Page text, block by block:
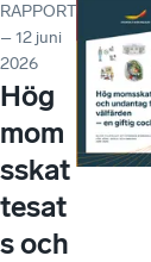
RAPPORT
– 12 juni
2026
Hög
mom
sskat
tesat
s och